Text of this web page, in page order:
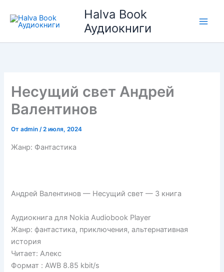
содержимому
Halva Book
Аудиокниги
Несущий свет Андрей
Валентинов
Отadmin/2 июля, 2024
Жанр: Фантастика
Андрей Валентинов — Несущий свет — 3 книга
Аудиокнига для Nokia Audiobook Player
Жанр: фантастика, приключения, альтернативная
история
Читает: Алекс
Формат : AWB 8.85 kbit/s